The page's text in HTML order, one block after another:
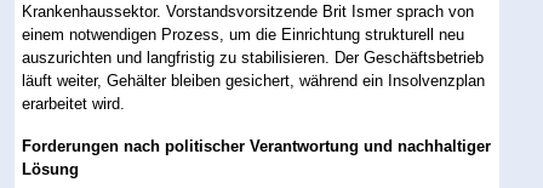
Krankenhaussektor. Vorstandsvorsitzende Brit Ismer sprach von
einem notwendigen Prozess, um die Einrichtung strukturell neu
auszurichten und langfristig zu stabilisieren. Der Geschäftsbetrieb
läuft weiter, Gehälter bleiben gesichert, während ein Insolvenzplan
erarbeitet wird.
Forderungen nach politischer Verantwortung und nachhaltiger
Lösung